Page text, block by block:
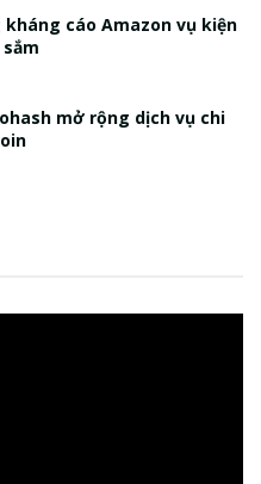
cáo Amazon vụ kiện
mở rộng dịch vụ chi